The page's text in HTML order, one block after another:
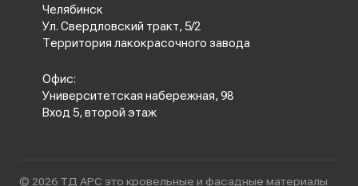
Челябинск
Ул. Свердловский тракт, 5/2
Территория лакокрасочного завода
Офис:
Университетская набережная, 98
Вход 5, второй этаж
© 2026 ТД АРС это кровельные и фасадные материалы